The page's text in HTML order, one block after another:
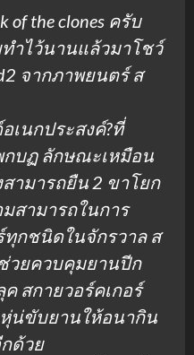
of the clones ครับ
ทำไว้นานแล้วมาโชว์
จากภาพยนตร์ ส
เนกประสงค์?ที่
กบฏ ลักษณะเหมือน
ามารถยืน 2 ขาโยก
สามารถในการ
กชนิดในจักรวาล ส
วยควบคุมยานปีก
ค สกายวอร์คเกอร์
น่ขับยานให้อนากิน
ด้วย